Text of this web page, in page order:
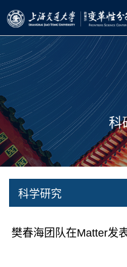
科
科学研究
樊春海团队在Matter发